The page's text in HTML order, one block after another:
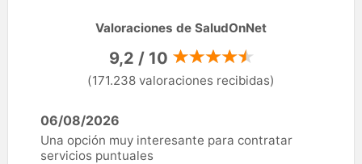
Valoraciones de SaludOnNet
9,2 / 10
(171.238 valoraciones recibidas)
06/08/2026
Una opción muy interesante para contratar
servicios puntuales